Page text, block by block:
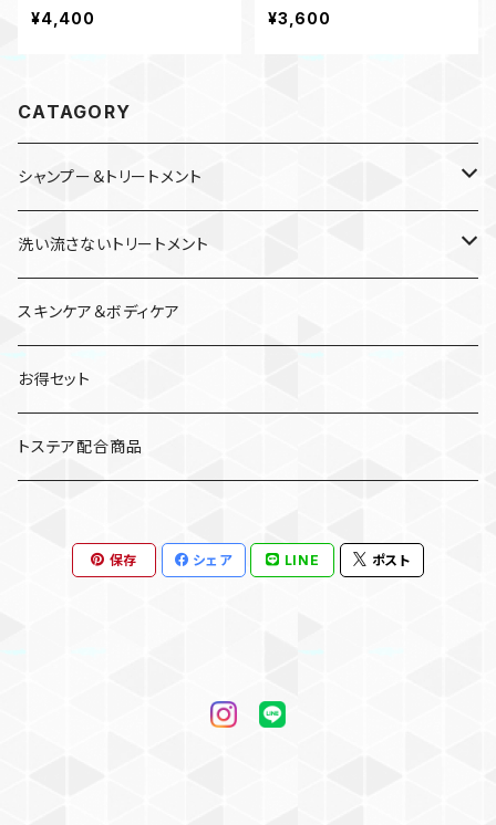
ア成分《トステア》配合◇
¥4,400
¥3,600
CATAGORY
シャンプー＆トリートメント
シャンプー
トリートメント
犬用シャンプー
洗い流さないトリートメント
ヘアオイル
着替えるように香りを纏うヘアオイル
ヘアミスト
スキンケア＆ボディケア
お得セット
トステア配合商品
保存 シェア LINE ポスト